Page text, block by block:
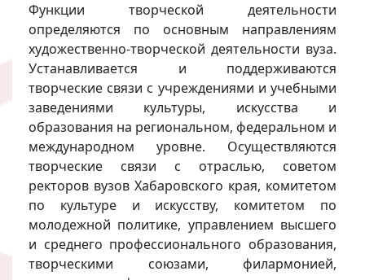
Функции творческой деятельности
определяются по основным направлениям
художественно-творческой деятельности вуза.
Устанавливается и поддерживаются
творческие связи с учреждениями и учебными
заведениями культуры, искусства и
образования на региональном, федеральном и
международном уровне. Осуществляются
творческие связи с отраслью, советом
ректоров вузов Хабаровского края, комитетом
по культуре и искусству, комитетом по
молодежной политике, управлением высшего
и среднего профессионального образования,
творческими союзами, филармонией,